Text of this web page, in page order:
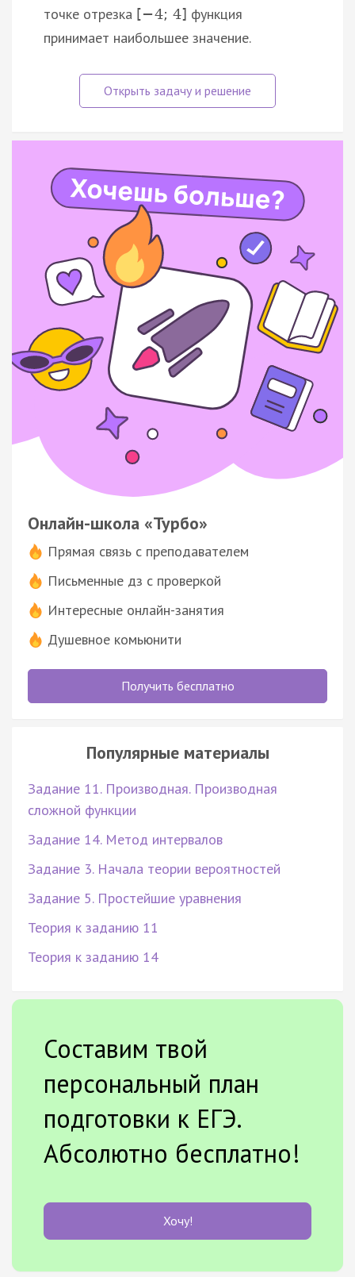
точке отрезка [−4; 4] функция
принимает наибольшее значение.
Онлайн-школа «Турбо»
Прямая связь с преподавателем
Письменные дз с проверкой
Интересные онлайн-занятия
Душевное комьюнити
Получить бесплатно
Популярные материалы
Задание 11. Производная. Производная
сложной функции
Задание 14. Метод интервалов
Задание 3. Начала теории вероятностей
Задание 5. Простейшие уравнения
Теория к заданию 11
Теория к заданию 14
Составим твой
персональный план
подготовки к ЕГЭ.
Абсолютно бесплатно!
Хочу!